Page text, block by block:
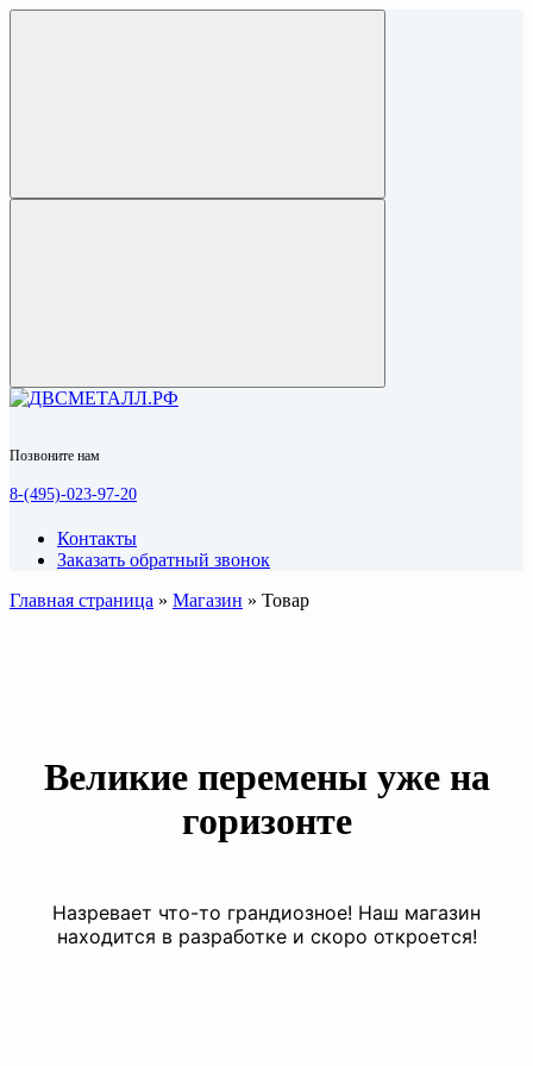
Позвоните нам
8-(495)-023-97-20
Контакты
Заказать обратный звонок
Главная страница » Магазин » Товар
Великие перемены уже на
горизонте
Назревает что-то грандиозное! Наш магазин
находится в разработке и скоро откроется!